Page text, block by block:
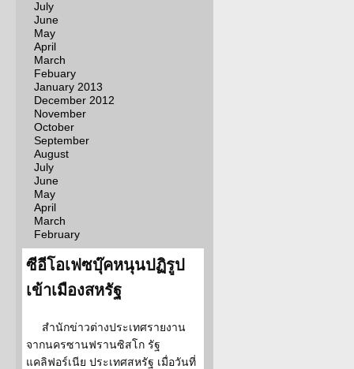
July
June
May
April
March
Febuary
January 2013
December 2012
November
October
September
August
July
June
May
April
March
February
ซีอีโอเฟซบุ๊คหนุนปฏิรูป
เข้าเมืองสหรัฐ
สำนักข่าวต่างประเทศรายงาน
จากนครซานฟรานซิสโก รัฐ
แคลิฟอร์เนีย ประเทศสหรัฐ เมื่อวันที่